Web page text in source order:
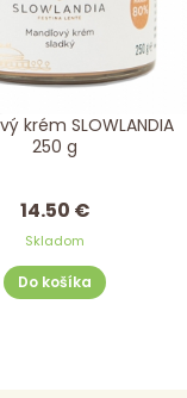
krém SLOWLANDIA
250 g
14.50 €
Skladom
Do košíka